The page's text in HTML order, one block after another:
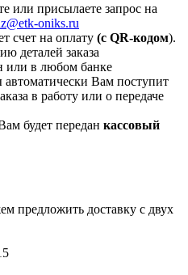
или присылаете запрос на
oniks.ru
счет на оплату (с QR-кодом).
деталей заказа
или в любом банке
автоматически Вам поступит
в работу или о передаче
будет передан кассовый
предложить доставку с двух